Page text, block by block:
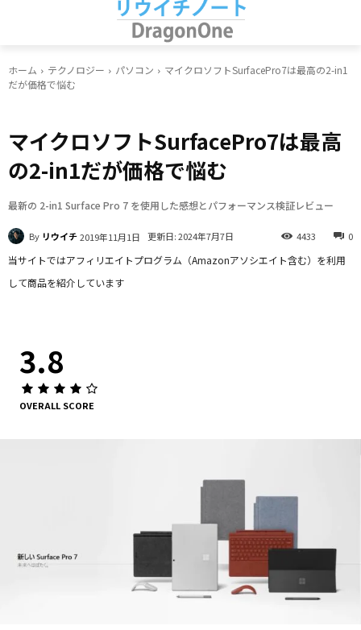
ホーム テクノロジー パソコン
マイクロソフトSurfacePro7は最高の2-in1
だが価格で悩む
マイクロソフトSurfacePro7は最高
の2-in1だが価格で悩む
最新の 2-in1 Surface Pro 7 を使用した感想とパフォーマンス検証レビュー
By リウイチ2019年11月1日 更新日:2024年7月7日 0
4433
当サイトではアフィリエイトプログラム（Amazonアソシエイト含む）を利用
して商品を紹介しています
3.8
OVERALL SCORE